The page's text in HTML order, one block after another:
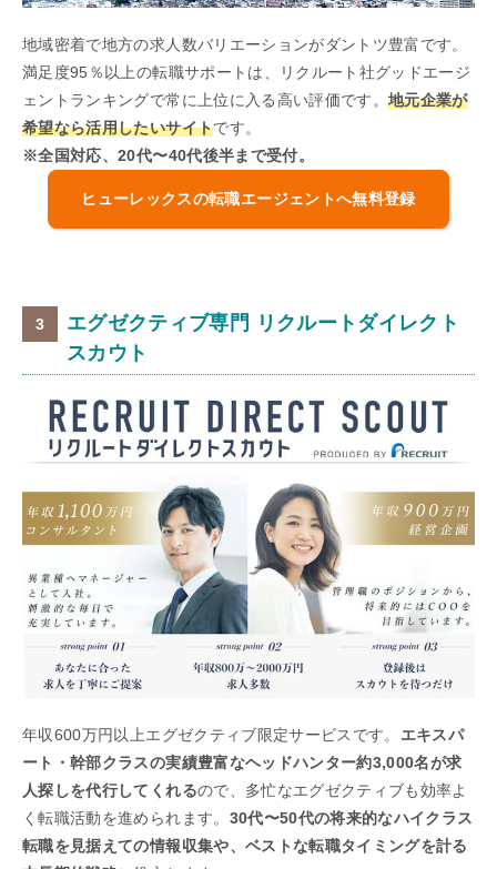
地域密着で地方の求人数バリエーションがダントツ豊富です。
満足度95％以上の転職サポートは、リクルート社グッドエージ
ェントランキングで常に上位に入る高い評価です。地元企業が
希望なら活用したいサイトです。
※全国対応、20代〜40代後半まで受付。
ヒューレックスの転職エージェントへ無料登録
エグゼクティブ専門 リクルートダイレクト
スカウト
年収600万円以上エグゼクティブ限定サービスです。 エキスパ
ート・幹部クラスの実績豊富なヘッドハンター約3,000名が求
人探しを代行してくれるので、多忙なエグゼクティブも効率よ
く転職活動を進められます。 30代〜50代の将来的なハイクラス
転職を見据えての情報収集や、ベストな転職タイミングを計る